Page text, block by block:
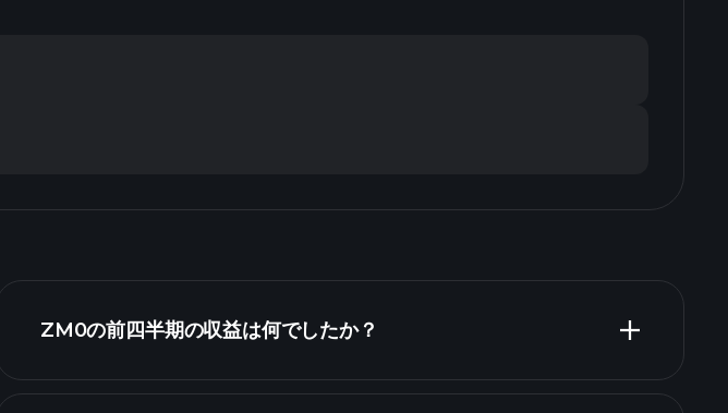
ZM0の前四半期の収益は何でしたか？